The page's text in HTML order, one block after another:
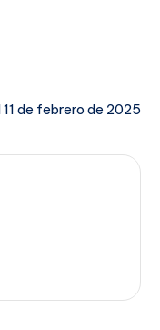
de febrero de 2025